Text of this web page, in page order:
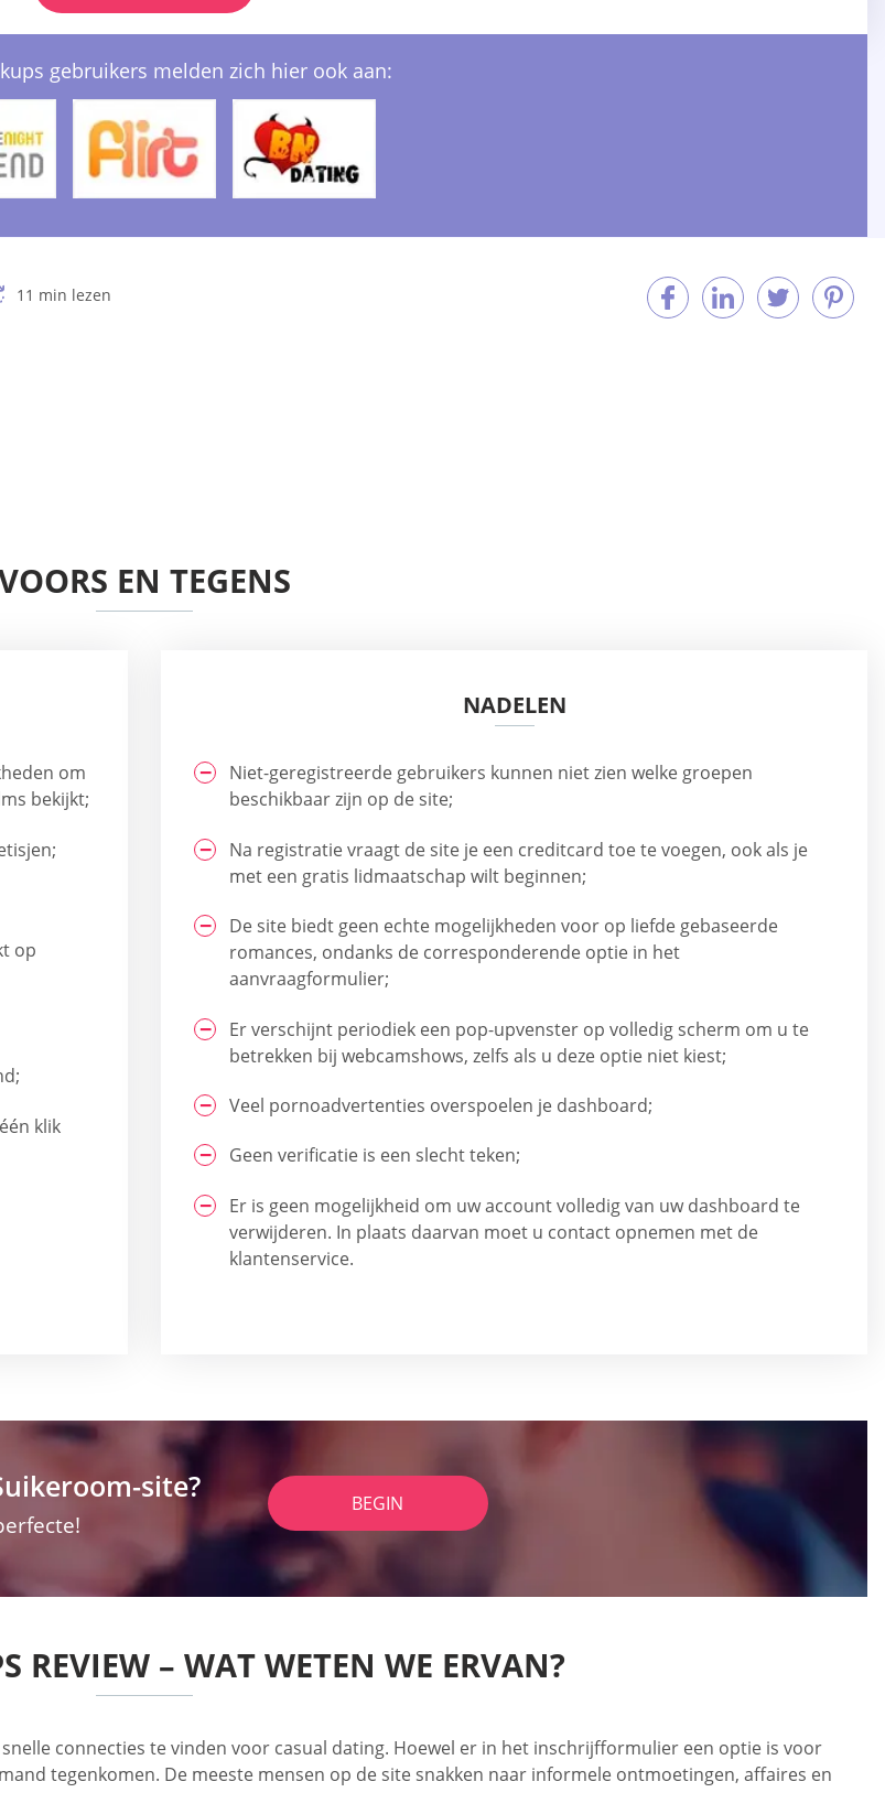
gebruikers melden zich hier ook aan:
11 min lezen
EN TEGENS
om
bekijkt;
op
klik
NADELEN
Niet-geregistreerde gebruikers kunnen niet zien welke groepen
beschikbaar zijn op de site;
Na registratie vraagt de site je een creditcard toe te voegen, ook als je
met een gratis lidmaatschap wilt beginnen;
De site biedt geen echte mogelijkheden voor op liefde gebaseerde
romances, ondanks de corresponderende optie in het
aanvraagformulier;
Er verschijnt periodiek een pop-upvenster op volledig scherm om u te
betrekken bij webcamshows, zelfs als u deze optie niet kiest;
Veel pornoadvertenties overspoelen je dashboard;
Geen verificatie is een slecht teken;
Er is geen mogelijkheid om uw account volledig van uw dashboard te
verwijderen. In plaats daarvan moet u contact opnemen met de
klantenservice.
site? BEGIN
REVIEW – WAT WETEN WE ERVAN?
connecties te vinden voor casual dating. Hoewel er in het inschrijfformulier een optie is voor
tegenkomen. De meeste mensen op de site snakken naar informele ontmoetingen, affaires en